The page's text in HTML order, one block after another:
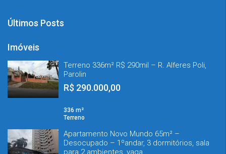
Últimos Posts
Imóveis
Terreno 336m² R$ 290mil – R. Alferes Poli,
Parolin
R$ 290.000,00
336 m²
Terreno
Apartamento Novo Mundo 65m² –
Desocupado – 1ºandar, 3 dormitórios, sala
para 2 ambientes, vaga